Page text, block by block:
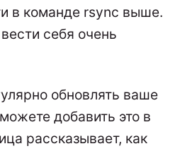
в команде rsync выше.
себя очень
обновлять ваше
добавить это в
рассказывает, как